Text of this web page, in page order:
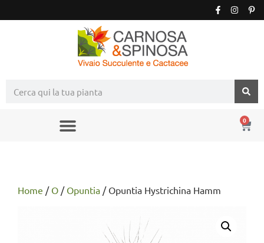
0
Home / O / Opuntia / Opuntia Hystrichina Hamm